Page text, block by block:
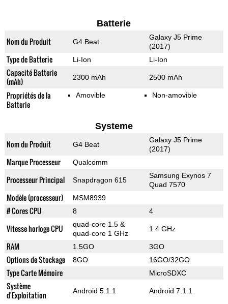
Batterie
Nom du Produit G4 Beat
Galaxy J5 Prime
(2017)
Type de Batterie Li-Ion Li-Ion
Capacité Batterie
(mAh)
2300 mAh 2500 mAh
Propriétés de la
Batterie
Amovible Non-amovible
Systeme
Nom du Produit G4 Beat
Galaxy J5 Prime
(2017)
Marque Processeur Qualcomm
Processeur Principal Snapdragon 615
Samsung Exynos 7
Quad 7570
Modèle (processeur) MSM8939
# Cores CPU 8 4
Vitesse horloge CPU
quad-core 1.5 &
quad-core 1 GHz
1.4 GHz
RAM 1.5GO 3GO
Options de Stockage 8GO 16GO/32GO
Type Carte Mémoire MicroSDXC
Système
d'Exploitation
Android 5.1.1 Android 7.1.1